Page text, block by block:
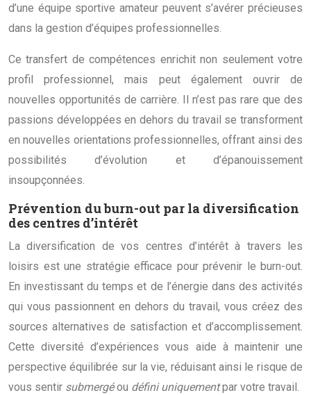
d’une équipe sportive amateur peuvent s’avérer précieuses
dans la gestion d’équipes professionnelles.
Ce transfert de compétences enrichit non seulement votre
profil professionnel, mais peut également ouvrir de
nouvelles opportunités de carrière. Il n’est pas rare que des
passions développées en dehors du travail se transforment
en nouvelles orientations professionnelles, offrant ainsi des
possibilités d’évolution et d’épanouissement
insoupçonnées.
Prévention du burn-out par la diversification
des centres d’intérêt
La diversification de vos centres d’intérêt à travers les
loisirs est une stratégie efficace pour prévenir le burn-out.
En investissant du temps et de l’énergie dans des activités
qui vous passionnent en dehors du travail, vous créez des
sources alternatives de satisfaction et d’accomplissement.
Cette diversité d’expériences vous aide à maintenir une
perspective équilibrée sur la vie, réduisant ainsi le risque de
vous sentir submergéou défini uniquementpar votre travail.